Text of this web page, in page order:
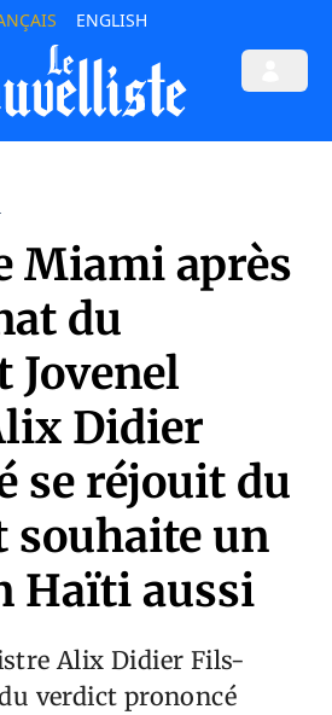
ENGLISH
Miami après
du
Jovenel
Didier
se réjouit du
souhaite un
Haïti aussi
Alix Didier Fils-
verdict prononcé